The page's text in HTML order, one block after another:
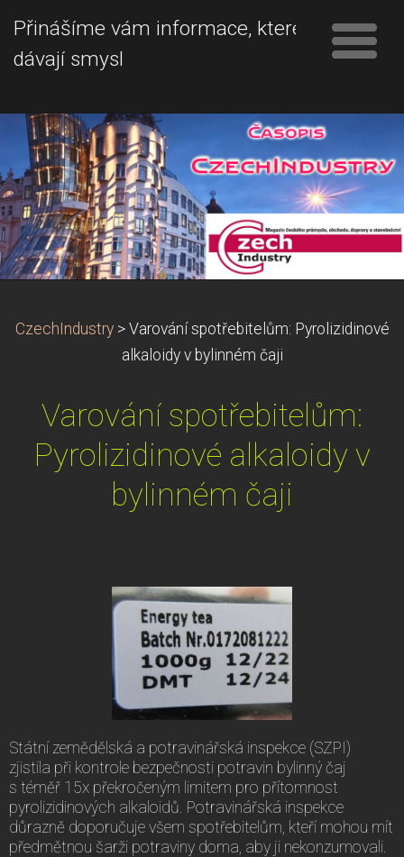
Přinášíme vám informace, které
dávají smysl
CzechIndustry > Varování spotřebitelům: Pyrolizidinové
alkaloidy v bylinném čaji
Varování spotřebitelům:
Pyrolizidinové alkaloidy v
bylinném čaji
Státní zemědělská a potravinářská inspekce (SZPI)
zjistila při kontrole bezpečnosti potravin bylinný čaj
s téměř 15x překročeným limitem pro přítomnost
pyrolizidinových alkaloidů. Potravinářská inspekce
důrazně doporučuje všem spotřebitelům, kteří mohou mít
předmětnou šarži potraviny doma, aby ji nekonzumovali.